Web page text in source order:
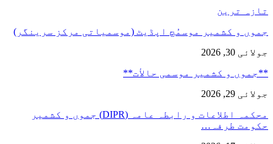
تازہ ترین
جموں و کشمیر موسمُچ اپڈیٹ (موسمیاتی مرکز سرینگر)
جولائی 30, 2026
**جموں و كشمیر موسمی حالأت**
جولائی 29, 2026
محکمہ اطلاعات و رابطہ عامہ (DIPR) جموں و کشمیر
حکومت طرفہ…